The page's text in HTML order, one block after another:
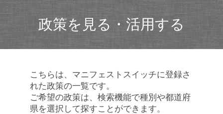
政策を見る・活用する
こちらは、マニフェストスイッチに登録さ
れた政策の一覧です。
ご希望の政策は、検索機能で種別や都道府
県を選択して探すことができます。